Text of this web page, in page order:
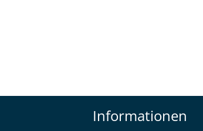
Informationen